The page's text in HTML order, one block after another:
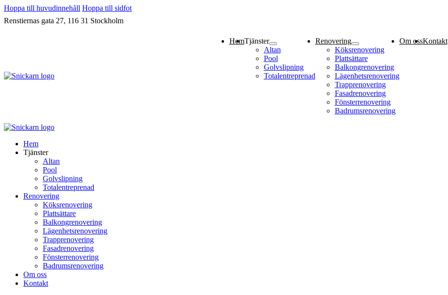
Hoppa till huvudinnehåll Hoppa till sidfot
Renstiernas gata 27, 116 31 Stockholm
HemTjänster
Altan
Pool
Golvslipning
Totalentreprenad
Renovering
Köksrenovering
Plattsättare
Balkongrenovering
Lägenhetsrenovering
Trapprenovering
Fasadrenovering
Fönsterrenovering
Badrumsrenovering
Om ossKontakt
Hem
Tjänster
Altan
Pool
Golvslipning
Totalentreprenad
Renovering
Köksrenovering
Plattsättare
Balkongrenovering
Lägenhetsrenovering
Trapprenovering
Fasadrenovering
Fönsterrenovering
Badrumsrenovering
Om oss
Kontakt